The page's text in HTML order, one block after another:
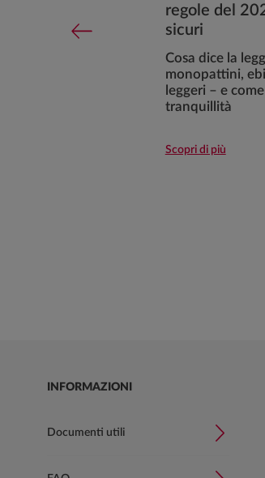
regole del
sicuri
Cosa dice la
monopattini,
leggeri – e
tranquillità
Scopri di più
INFORMAZIONI
Documenti utili